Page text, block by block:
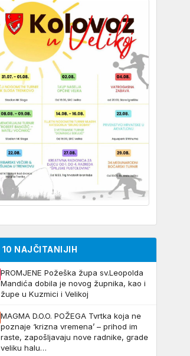
10 NAJČITANIJIH
PROMJENE Požeška župa sv.Leopolda
Mandića dobila je novog župnika, kao i
župe u Kuzmici i Velikoj
MAGMA D.O.O. POŽEGA Tvrtka koja ne
poznaje ‘krizna vremena’ – prihod im
raste, zapošljavaju nove radnike, grade
veliku halu…